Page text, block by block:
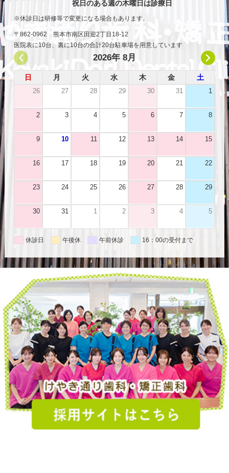
祝日のある週の木曜日は診療日
休診日は研修等で変更になる場合もあります。
〒862-0962 熊本市南区田迎2丁目18-12
医院表に10台、裏に10台の合計20台駐車場を用意しています
2026年 8月
日 月 火 水 木 金 土
26 27 28 29 30 31 1
2 3 4 5 6 7 8
9 10 11 12 13 14 15
16 17 18 19 20 21 22
23 24 25 26 27 28 29
30 31 1 2 3 4 5
休診日 午後休 午前休診 16：00の受付まで